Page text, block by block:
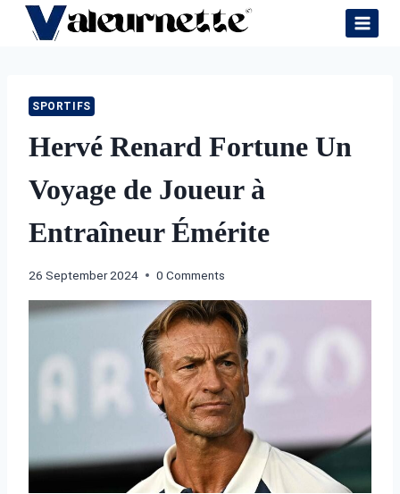
Skip
SPORTIFS
Hervé Renard Fortune Un
Voyage de Joueur à
Entraîneur Émérite
26 September 2024 0 Comments